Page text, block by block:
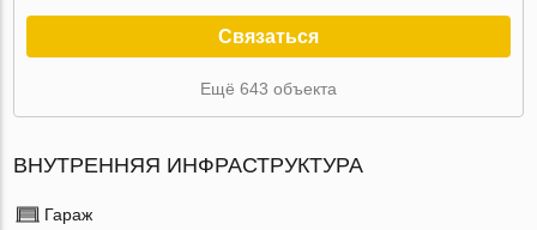
Связаться
Ещё 643 объекта
ВНУТРЕННЯЯ ИНФРАСТРУКТУРА
Гараж